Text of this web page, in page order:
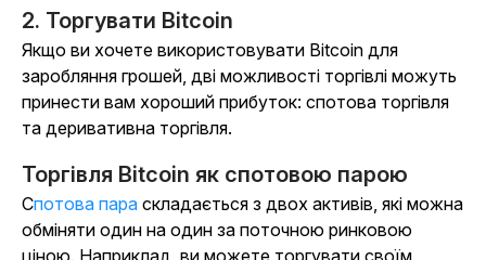
2. Торгувати Bitcoin
Якщо ви хочете використовувати Bitcoin для
заробляння грошей, дві можливості торгівлі можуть
принести вам хороший прибуток: спотова торгівля
та деривативна торгівля.
Торгівля Bitcoin як спотовою парою
Спотова пара складається з двох активів, які можна
обміняти один на один за поточною ринковою
ціною. Наприклад, ви можете торгувати своїм